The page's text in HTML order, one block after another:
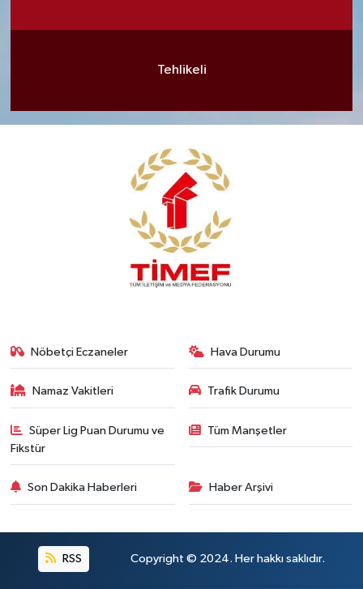
Tehlikeli
Nöbetçi Eczaneler Hava Durumu
Namaz Vakitleri Trafik Durumu
Süper Lig Puan Durumu ve
Fikstür
Tüm Manşetler
Son Dakika Haberleri Haber Arşivi
RSS Copyright © 2024. Her hakkı saklıdır.